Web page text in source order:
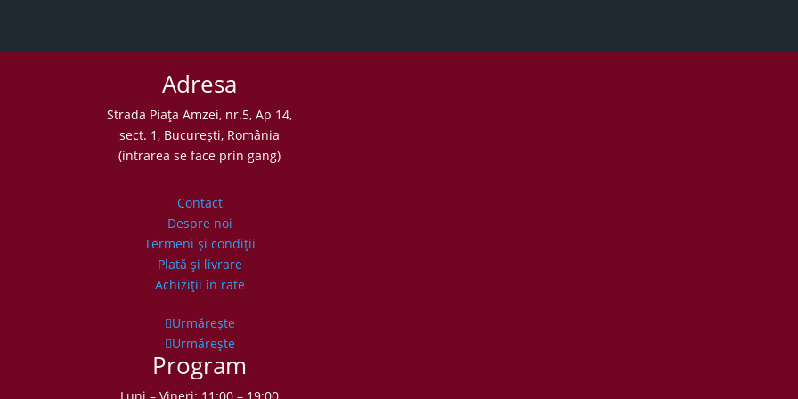
Adresa
Strada Piaţa Amzei, nr.5, Ap 14,
sect. 1, Bucureşti, România
(intrarea se face prin gang)
Contact
Despre noi
Termeni şi condiţii
Plată şi livrare
Achiziţii în rate
Urmărește
Urmărește
Program